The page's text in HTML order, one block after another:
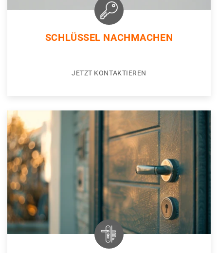
SCHLÜSSEL NACHMACHEN
JETZT KONTAKTIEREN